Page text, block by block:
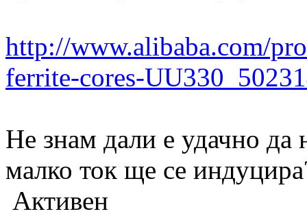
http://www.alibaba.com/
ferrite-cores-
Не знам дали е удачно
малко ток ще се
Активен